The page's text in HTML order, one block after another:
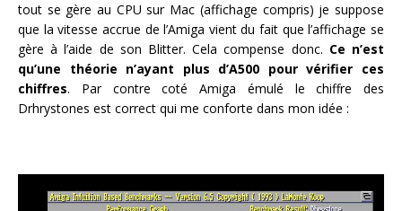
tout se gère au CPU sur Mac (affichage compris) je suppose
que la vitesse accrue de l’Amiga vient du fait que l’affichage se
gère à l’aide de son Blitter. Cela compense donc. Ce n’est
qu’une théorie n’ayant plus d’A500 pour vérifier ces
chiffres. Par contre coté Amiga émulé le chiffre des
Drhrystones est correct qui me conforte dans mon idée :